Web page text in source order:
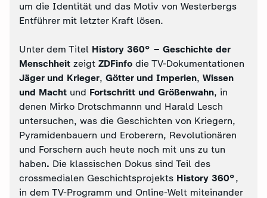
um die Identität und das Motiv von Westerbergs
Entführer mit letzter Kraft lösen.
Unter dem Titel History 360° – Geschichte der
Menschheit zeigt ZDFinfo die TV-Dokumentationen
Jäger und Krieger, Götter und Imperien, Wissen
und Macht und Fortschritt und Größenwahn, in
denen Mirko Drotschmannn und Harald Lesch
untersuchen, was die Geschichten von Kriegern,
Pyramidenbauern und Eroberern, Revolutionären
und Forschern auch heute noch mit uns zu tun
haben. Die klassischen Dokus sind Teil des
crossmedialen Geschichtsprojekts History 360°,
in dem TV-Programm und Online-Welt miteinander